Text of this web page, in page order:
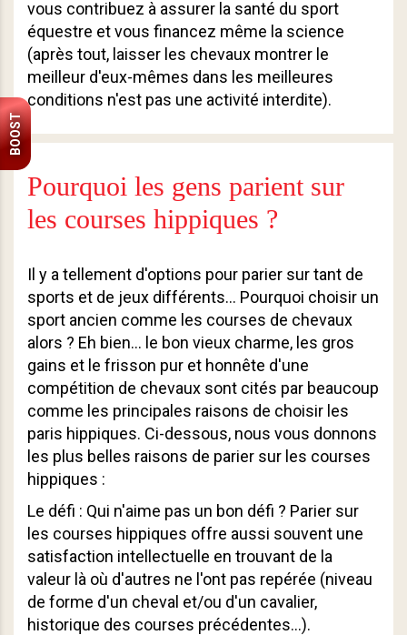
BOOST
vous contribuez à assurer la santé du sport
équestre et vous financez même la science
(après tout, laisser les chevaux montrer le
meilleur d'eux-mêmes dans les meilleures
conditions n'est pas une activité interdite).
Pourquoi les gens parient sur
les courses hippiques ?
Il y a tellement d'options pour parier sur tant de
sports et de jeux différents… Pourquoi choisir un
sport ancien comme les courses de chevaux
alors ? Eh bien… le bon vieux charme, les gros
gains et le frisson pur et honnête d'une
compétition de chevaux sont cités par beaucoup
comme les principales raisons de choisir les
paris hippiques. Ci-dessous, nous vous donnons
les plus belles raisons de parier sur les courses
hippiques :
Le défi : Qui n'aime pas un bon défi ? Parier sur
les courses hippiques offre aussi souvent une
satisfaction intellectuelle en trouvant de la
valeur là où d'autres ne l'ont pas repérée (niveau
de forme d'un cheval et/ou d'un cavalier,
historique des courses précédentes…).